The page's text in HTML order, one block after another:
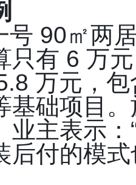
号 90㎡两
只有 6 万
万元，
基础项目
业主表示
后付的模